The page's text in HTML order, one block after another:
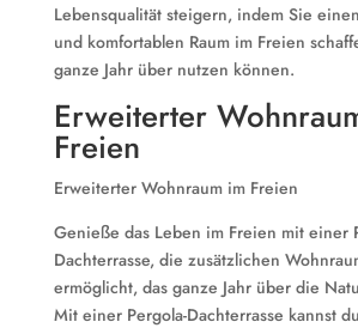
Lebensqualität steigern, indem Sie
und komfortablen Raum im Freien
ganze Jahr über nutzen können.
Erweiterter
Freien
Erweiterter Wohnraum im Freien
Genieße das Leben im Freien mit einer
Dachterrasse, die zusätzlichen
ermöglicht, das ganze Jahr über die
Mit einer Pergola-Dachterrasse kannst